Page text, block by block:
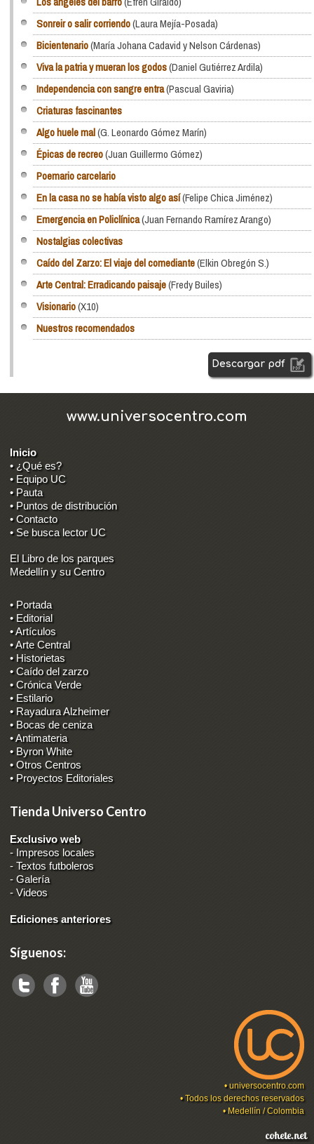
Sonreir o salir corriendo(Laura Mejía-Posada)
Bicientenario(María Johana Cadavid y Nelson Cárdenas)
Viva la patria y mueran los godos(Daniel Gutiérrez Ardila)
Independencia con sangre entra(Pascual Gaviria)
Criaturas fascinantes
Algo huele mal(G. Leonardo Gómez Marín)
Épicas de recreo(Juan Guillermo Gómez)
Poemario carcelario
En la casa no se había visto algo así(Felipe Chica Jiménez)
Emergencia en Policlínica(Juan Fernando Ramírez Arango)
Nostalgias colectivas
Caído del Zarzo: El viaje del comediante(Elkin Obregón S.)
Arte Central: Erradicando paisaje(Fredy Builes)
Visionario(X10)
Nuestros recomendados
Descargar pdf
www.universocentro.com
Inicio
• ¿Qué es?
• Equipo UC
• Pauta
• Puntos de distribución
• Contacto
• Se busca lector UC
El Libro de los parques
Medellín y su Centro
• Portada
• Editorial
• Artículos
• Arte Central
• Historietas
• Caído del zarzo
• Crónica Verde
• Estilario
• Rayadura Alzheimer
• Bocas de ceniza
• Antimateria
• Byron White
• Otros Centros
• Proyectos Editoriales
Tienda Universo Centro
Exclusivo web
- Impresos locales
-Textos futboleros
-Galería
-Videos
Ediciones anteriores
Síguenos:
•universocentro.com
• Todos los derechos reservados
• Medellín / Colombia